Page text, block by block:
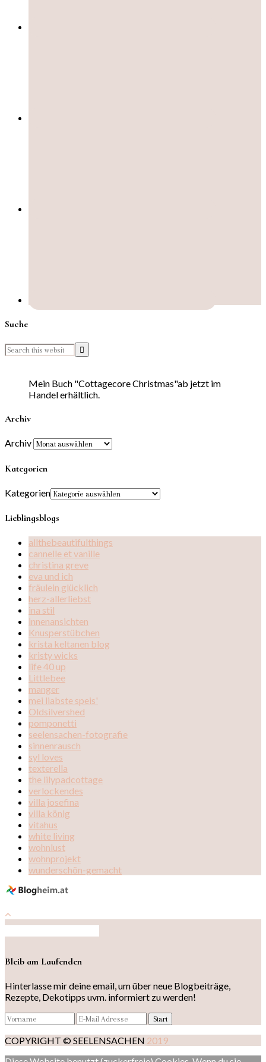
Suche
Mein Buch "Cottagecore Christmas"ab jetzt im
Handel erhältlich.
Archiv
Archiv
Kategorien
Kategorien
Lieblingsblogs
allthebeautifulthings
cannelle et vanille
christina greve
eva und ich
fräulein glücklich
herz-allerliebst
ina stil
innenansichten
Knusperstübchen
krista keltanen blog
kristy wicks
life 40 up
Littlebee
manger
mei liabste speis'
Oldsilvershed
pomponetti
seelensachen-fotografie
sinnenrausch
syl loves
texterella
the lilypadcottage
verlockendes
villa josefina
villa könig
vitahus
white living
wohnlust
wohnprojekt
wunderschön-gemacht
Bleib am Laufenden
Hinterlasse mir deine email, um über neue Blogbeiträge,
Rezepte, Dekotipps uvm. informiert zu werden!
COPYRIGHT © SEELENSACHEN 2019